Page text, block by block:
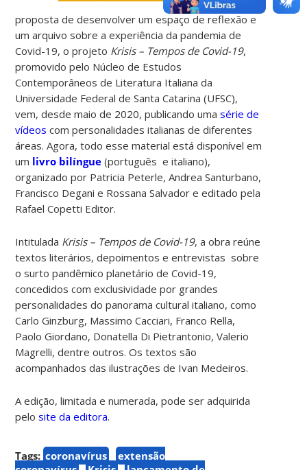
proposta de desenvolver um espaço de reflexão e
um arquivo sobre a experiência da pandemia de
Covid-19, o projeto Krisis – Tempos de Covid-19,
promovido pelo Núcleo de Estudos
Contemporâneos de Literatura Italiana da
Universidade Federal de Santa Catarina (UFSC),
vem, desde maio de 2020, publicando umasérie de
vídeos com personalidades italianas de diferentes
áreas. Agora, todo esse material está disponível em
um livro bilíngue(português e italiano),
organizado por Patricia Peterle, Andrea Santurbano,
Francisco Degani e Rossana Salvador e editado pela
Rafael Copetti Editor.
Intitulada Krisis – Tempos de Covid-19, a obra reúne
textos literários, depoimentos e entrevistas sobre
o surto pandêmico planetário de Covid-19,
concedidos com exclusividade por grandes
personalidades do panorama cultural italiano, como
Carlo Ginzburg, Massimo Cacciari, Franco Rella,
Paolo Giordano, Donatella Di Pietrantonio, Valerio
Magrelli, dentre outros. Os textos são
acompanhados das ilustrações de Ivan Medeiros.
A edição, limitada e numerada, pode ser adquirida
pelosite da editora.
Tags: coronavírus
extensão